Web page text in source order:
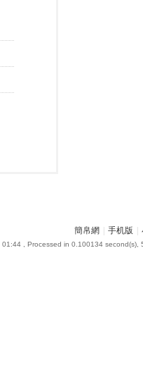
簡帛網 手机版
01:44 , Processed in 0.100134 second(s),